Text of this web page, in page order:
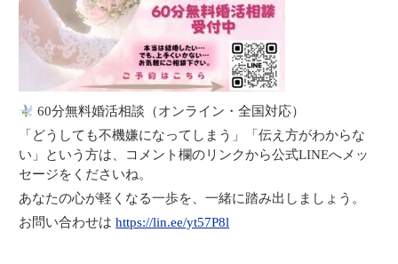
60分無料婚活相談（オンライン・全国対応）
「どうしても不機嫌になってしまう」「伝え方がわからな
い」という方は、
コメント欄のリンクから公式LINEへメッ
セージをくださいね。
あなたの心が軽くなる一歩を、一緒に踏み出しましょう。
お問い合わせはhttps://lin.ee/yt57P8l